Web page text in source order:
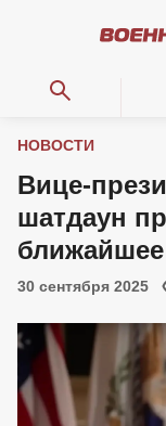
НОВОСТИ
Вице-
шатдаун
30 сентября 2025